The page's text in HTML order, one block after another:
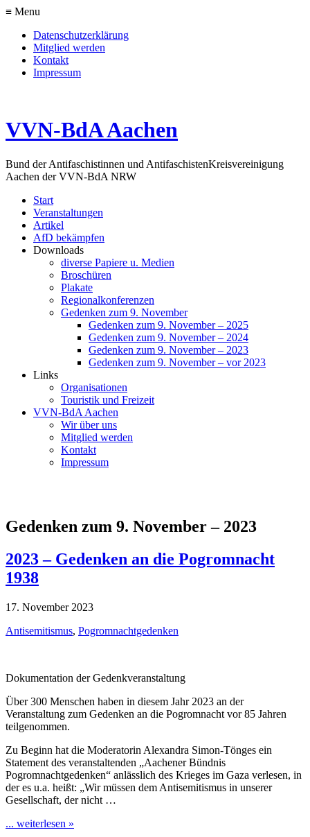
≡ Menu
Datenschutzerklärung
Mitglied werden
Kontakt
Impressum
VVN-BdA Aachen
Bund der Antifaschistinnen und AntifaschistenKreisvereinigung
Aachen der VVN-BdA NRW
Start
Veranstaltungen
Artikel
AfD bekämpfen
Downloads
diverse Papiere u. Medien
Broschüren
Plakate
Regionalkonferenzen
Gedenken zum 9. November
Gedenken zum 9. November – 2025
Gedenken zum 9. November – 2024
Gedenken zum 9. November – 2023
Gedenken zum 9. November – vor 2023
Links
Organisationen
Touristik und Freizeit
VVN-BdA Aachen
Wir über uns
Mitglied werden
Kontakt
Impressum
Gedenken zum 9. November – 2023
2023 – Gedenken an die Pogromnacht
1938
17. November 2023
Antisemitismus, Pogromnachtgedenken
Dokumentation der Gedenkveranstaltung
Über 300 Menschen haben in diesem Jahr 2023 an der
Veranstaltung zum Gedenken an die Pogromnacht vor 85 Jahren
teilgenommen.
Zu Beginn hat die Moderatorin Alexandra Simon-Tönges ein
Statement des veranstaltenden „Aachener Bündnis
Pogromnachtgedenken“ anlässlich des Krieges im Gaza verlesen, in
der es u.a. heißt: „Wir müssen dem Antisemitismus in unserer
Gesellschaft, der nicht …
... weiterlesen »